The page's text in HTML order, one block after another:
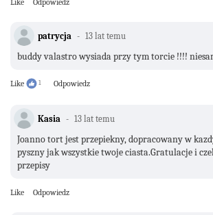
Like Odpowiedz
patrycja 13 lat temu
buddy valastro wysiada przy tym torcie !!!!
Like 1 Odpowiedz
Kasia 13 lat temu
Joanno tort jest przepiekny, dopracowany w
pyszny jak wszystkie twoje ciasta.Gratulacje i
przepisy
Like Odpowiedz